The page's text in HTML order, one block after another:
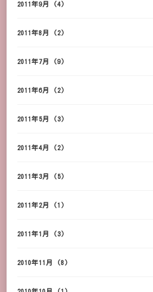
2011年9月 (4)
2011年8月 (2)
2011年7月 (9)
2011年6月 (2)
2011年5月 (3)
2011年4月 (2)
2011年3月 (5)
2011年2月 (1)
2011年1月 (3)
2010年11月 (8)